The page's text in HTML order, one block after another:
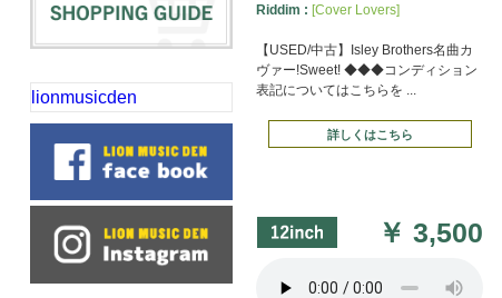
Riddim : [Cover Lovers]
【USED/中古】Isley Brothers名曲カ
ヴァー!Sweet! ◆◆◆コンディション
表記についてはこちらを ...
詳しくはこちら
￥3,500
lionmusicden